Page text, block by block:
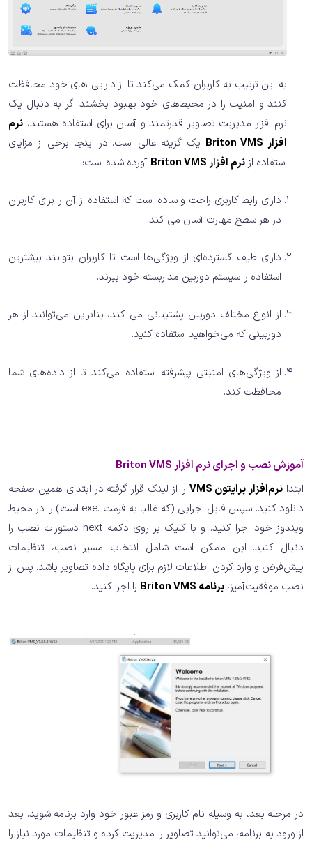
به این ترتیب به کاربران کمک می‌کند تا از دارایی های خود محافظت
کنند و امنیت را در محیط‌های خود بهبود بخشند اگر به دنبال یک
نرم افزار مدیریت تصاویر قدرتمند و آسان برای استفاده هستید، نرم
افزار Briton VMS
یک گزینه عالی است. در اینجا برخی از مزایای
استفاده از نرم افزار Briton VMS آورده شده است:
دارای رابط کاربری راحت و ساده است که استفاده از آن را برای کاربران
در هر سطح مهارت آسان می کند.
دارای طیف گسترده‌ای از ویژگی‌ها است تا کاربران بتوانند بیشترین
استفاده را سیستم دوربین مداربسته خود ببرند.
از انواع مختلف دوربین پشتیبانی می کند، بنابراین می‌توانید از هر
دوربینی که می‌خواهید استفاده کنید.
از ویژگی‌های امنیتی پیشرفته استفاده می‌کند تا از داده‌های شما
محافظت کند.
آموزش نصب و اجرای نرم افزار Briton VMS
ابتدا نرم‌افزار برایتون VMS
را از لینک قرار گرفته در ابتدای همین صفحه
دانلود کنید. سپس فایل اجرایی (که غالبا به فرمت .exe است) را در محیط
ویندوز خود اجرا کنید. و با کلیک بر روی دکمه next دستورات نصب را
دنبال کنید. این ممکن است شامل انتخاب مسیر نصب، تنظیمات
پیش‌فرض و وارد کردن اطلاعات لازم برای پایگاه داده تصاویر باشد. پس از
نصب موفقیت‌آمیز، برنامه Briton VMS را اجرا کنید.
در مرحله بعد، به وسیله نام کاربری و رمز عبور خود وارد برنامه شوید. بعد
از ورود به برنامه، می‌توانید تصاویر را مدیریت کرده و تنظیمات مورد نیاز را